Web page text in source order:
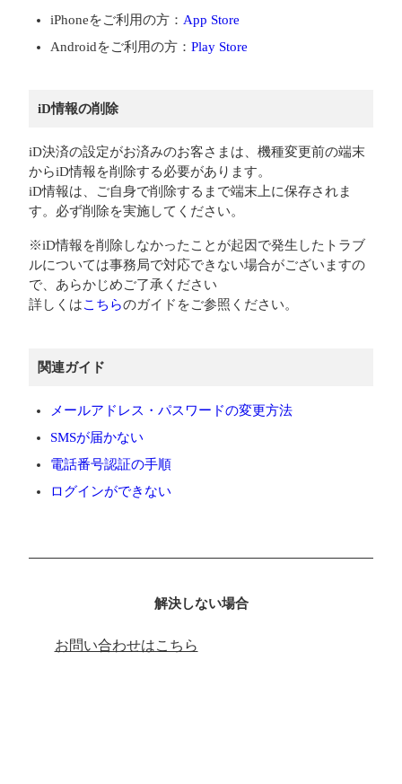
iPhoneをご利用の方： App Store
Androidをご利用の方： Play Store
iD情報の削除
iD決済の設定がお済みのお客さまは、機種変更前の端末
からiD情報を削除する必要があります。
iD情報は、ご自身で削除するまで端末上に保存されま
す。必ず削除を実施してください。
※iD情報を削除しなかったことが起因で発生したトラブ
ルについては事務局で対応できない場合がございますの
で、あらかじめご了承ください
詳しくはこちらのガイドをご参照ください。
関連ガイド
メールアドレス・パスワードの変更方法
SMSが届かない
電話番号認証の手順
ログインができない
解決しない場合
お問い合わせはこちら